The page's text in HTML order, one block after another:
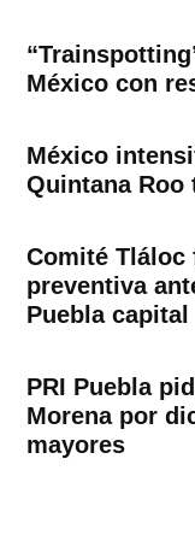
México con
México
Quintana Roo
Comité Tláloc
preventiva
Puebla capital
PRI Puebla
Morena por
mayores